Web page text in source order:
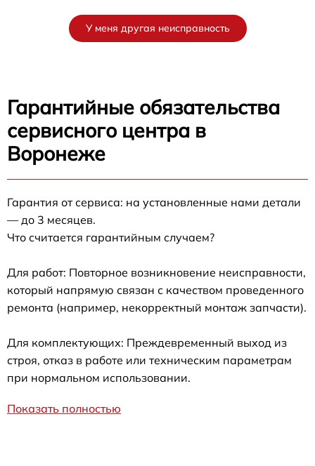
У меня другая неисправность
Гарантийные обязательства
сервисного центра в
Воронеже
Гарантия от сервиса: на установленные нами детали
— до 3 месяцев.
Что считается гарантийным случаем?
Для работ: Повторное возникновение неисправности,
который напрямую связан с качеством проведенного
ремонта (например, некорректный монтаж запчасти).
Для комплектующих: Преждевременный выход из
строя, отказ в работе или техническим параметрам
при нормальном использовании.
Показать полностью